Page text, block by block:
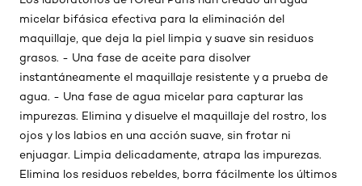
micelar bifásica efectiva para la eliminación del
maquillaje, que deja la piel limpia y suave sin residuos
grasos. - Una fase de aceite para disolver
instantáneamente el maquillaje resistente y a prueba de
agua. - Una fase de agua micelar para capturar las
impurezas. Elimina y disuelve el maquillaje del rostro, los
ojos y los labios en una acción suave, sin frotar ni
enjuagar. Limpia delicadamente, atrapa las impurezas.
Elimina los residuos rebeldes, borra fácilmente los últimos